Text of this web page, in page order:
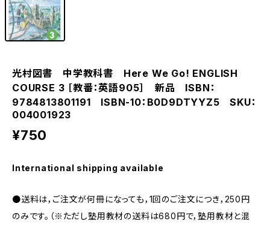
光村図書 中学教科書 Here We Go! ENGLISH
COURSE 3 ［教番：英語905］ 新品 ISBN：
9784813801191 ISBN-10：B0D9DTYYZ5 SKU：
004001923
¥750
International shipping available
●送料は，ご注文が何冊になっても，1回のご注文につき，250円
のみです。（※ただし塾用教材の送料は680円で，塾用教材と混